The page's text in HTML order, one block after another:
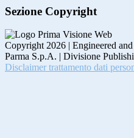
Sezione Copyright
Copyright 2026 | Engineered
Parma S.p.A. | Divisione
Disclaimer trattamento dati